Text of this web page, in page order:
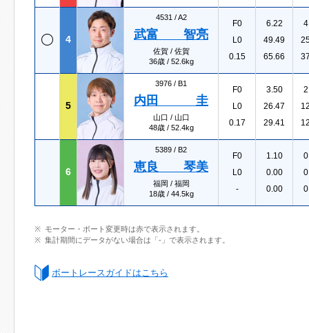
4
4531 /A2
武富 智亮
佐賀 / 佐賀
36歳 / 52.6kg
F0
L0
0.15
6.22
49.49
65.66
5
3976 / B1
内田 圭
山口 / 山口
48歳 / 52.4kg
F0
L0
0.17
3.50
26.47
29.41
6
5389 / B2
恵良 琴美
福岡 / 福岡
18歳 / 44.5kg
F0
L0
-
1.10
0.00
0.00
モーター・ボート変更時は赤で表示されます。
集計期間にデータがない場合は「-」で表示されます。
ボートレースガイドはこちら